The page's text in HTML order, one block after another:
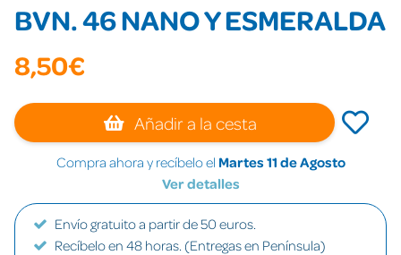
BVN. 46 NANO Y ESMERALDA
8,50€
Añadir a la cesta
Compra ahora y recíbelo el Martes 11 de Agosto
Ver detalles
Envío gratuito a partir de 50 euros.
Recíbelo en 48 horas. (Entregas en Península)